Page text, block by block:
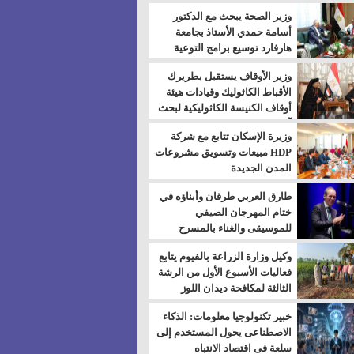
بالسويس
وزير الصحة يبحث مع الدكتور
أسامة حمدي الأستاذ بجامعة
هارفارد توسيع برامج التوعية
بمرض السكري
وزير الأوقاف يستقبل بطريرك
الأقباط الكاثوليك وقيادات هيئة
أوقاف الكنيسة الكاثوليكية لبحث
آفاق التعاون المشترك
وزيرة الإسكان تتابع مع شركة
HDP مبيعات وتسويق مشروعات
المدن الجديدة
طارق العربي طرقان وأبناؤه في
ختام المهرجان الصيفي
للموسيقى والغناء بالمسرح
المكشوف
وكيل وزارة الزراعة بالفيوم يتابع
فعاليات الأسبوع الأول من الرشة
الثالثة لمكافحة ديدان اللوز
للقطن
خبير تكنولوجيا معلومات: الذكاء
الاصطناعى يحول المستخدم إلى
سلعة فى اقتصاد الانتباه